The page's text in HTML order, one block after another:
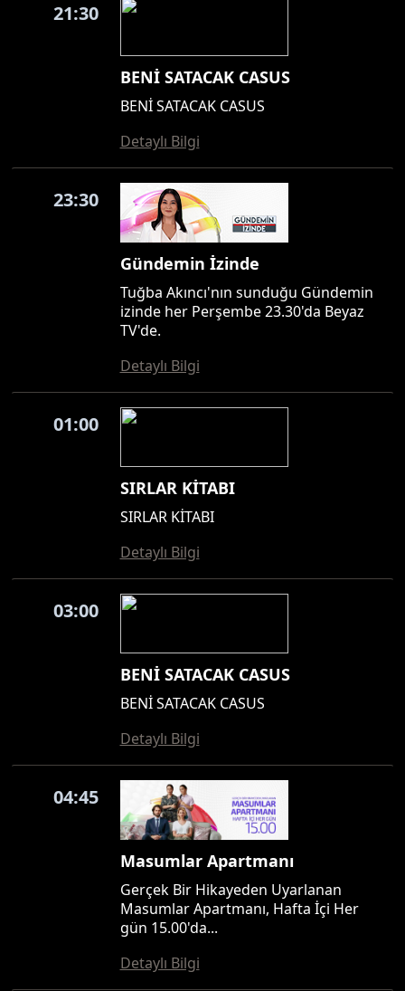
21:30
BENİ SATACAK CASUS
BENİ SATACAK CASUS
Detaylı Bilgi
23:30
Gündemin İzinde
Tuğba Akıncı'nın sunduğu Gündemin
izinde her Perşembe 23.30'da Beyaz
TV'de.
Detaylı Bilgi
01:00
SIRLAR KİTABI
SIRLAR KİTABI
Detaylı Bilgi
03:00
BENİ SATACAK CASUS
BENİ SATACAK CASUS
Detaylı Bilgi
04:45
Masumlar Apartmanı
Gerçek Bir Hikayeden Uyarlanan
Masumlar Apartmanı, Hafta İçi Her
gün 15.00'da...
Detaylı Bilgi